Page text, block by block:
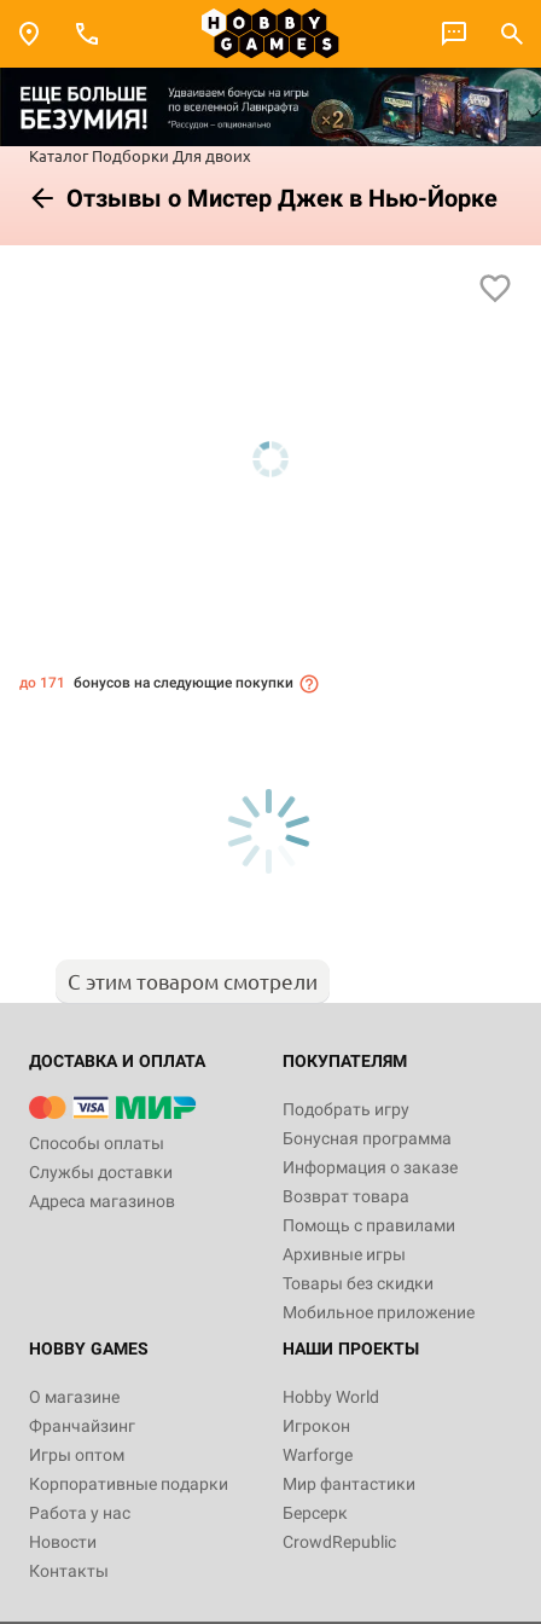
Каталог Подборки Для двоих
Отзывы о Мистер Джек в Нью-Йорке
до 171 бонусов на следующие покупки
С этим товаром смотрели
ДОСТАВКА И ОПЛАТА
Способы оплаты
Службы доставки
Адреса магазинов
ПОКУПАТЕЛЯМ
Подобрать игру
Бонусная программа
Информация о заказе
Возврат товара
Помощь с правилами
Архивные игры
Товары без скидки
Мобильное приложение
HOBBY GAMES
О магазине
Франчайзинг
Игры оптом
Корпоративные подарки
Работа у нас
Новости
Контакты
НАШИ ПРОЕКТЫ
Hobby World
Игрокон
Warforge
Мир фантастики
Берсерк
CrowdRepublic